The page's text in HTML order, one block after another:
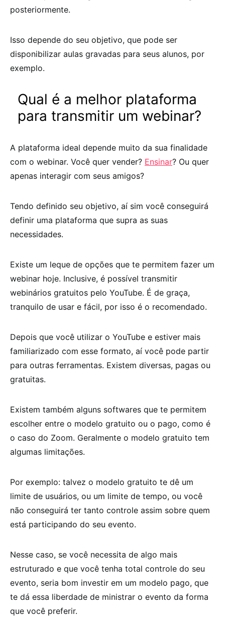
posteriormente.
Isso depende do seu objetivo, que pode ser
disponibilizar aulas gravadas para seus alunos, por
exemplo.
Qual é a melhor plataforma
para transmitir um webinar?
A plataforma ideal depende muito da sua finalidade
com o webinar. Você quer vender? Ensinar? Ou quer
apenas interagir com seus amigos?
Tendo definido seu objetivo, aí sim você conseguirá
definir uma plataforma que supra as suas
necessidades.
Existe um leque de opções que te permitem fazer um
webinar hoje. Inclusive, é possível transmitir
webinários gratuitos pelo YouTube. É de graça,
tranquilo de usar e fácil, por isso é o recomendado.
Depois que você utilizar o YouTube e estiver mais
familiarizado com esse formato, aí você pode partir
para outras ferramentas. Existem diversas, pagas ou
gratuitas.
Existem também alguns softwares que te permitem
escolher entre o modelo gratuito ou o pago, como é
o caso do Zoom. Geralmente o modelo gratuito tem
algumas limitações.
Por exemplo: talvez o modelo gratuito te dê um
limite de usuários, ou um limite de tempo, ou você
não conseguirá ter tanto controle assim sobre quem
está participando do seu evento.
Nesse caso, se você necessita de algo mais
estruturado e que você tenha total controle do seu
evento, seria bom investir em um modelo pago, que
te dá essa liberdade de ministrar o evento da forma
que você preferir.